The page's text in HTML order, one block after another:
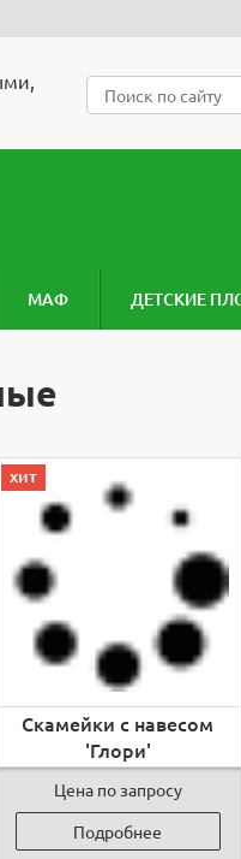
МАФ ДЕТСКИЕ
хит
Скамейки с навесом
'Глори'
Цена по запросу
Подробнее